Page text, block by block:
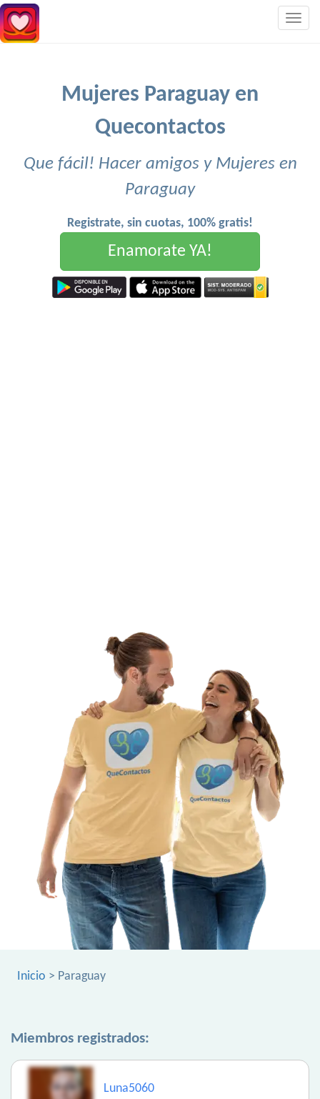
Mujeres Paraguay en
Quecontactos
Que fácil! Hacer amigos y Mujeres en
Paraguay
Registrate, sin cuotas, 100% gratis!
Enamorate YA!
Inicio > Paraguay
Miembros registrados:
Luna5060